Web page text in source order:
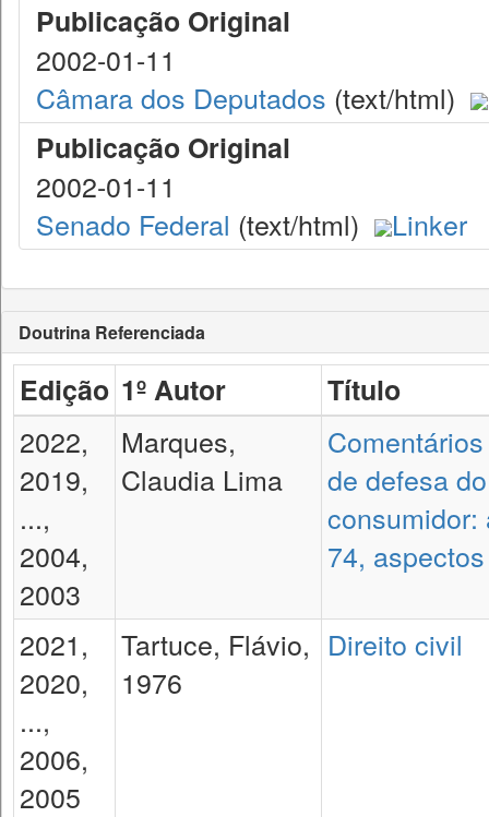
Publicação Original
2002-01-11
Câmara dos Deputados (text/html)
Publicação Original
2002-01-11
Senado Federal (text/html) Linker
Doutrina Referenciada
Edição 1º Autor
Título
2022,
2019,
...,
2004,
2003
Marques,
Claudia Lima
de defesa do
consumidor:
74,
2021,
2020,
...,
2006,
2005
Tartuce, Flávio,
1976
Direito civil